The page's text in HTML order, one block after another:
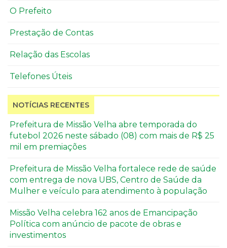
O Prefeito
Prestação de Contas
Relação das Escolas
Telefones Úteis
NOTÍCIAS RECENTES
Prefeitura de Missão Velha abre temporada do
futebol 2026 neste sábado (08) com mais de R$ 25
mil em premiações
Prefeitura de Missão Velha fortalece rede de saúde
com entrega de nova UBS, Centro de Saúde da
Mulher e veículo para atendimento à população
Missão Velha celebra 162 anos de Emancipação
Política com anúncio de pacote de obras e
investimentos